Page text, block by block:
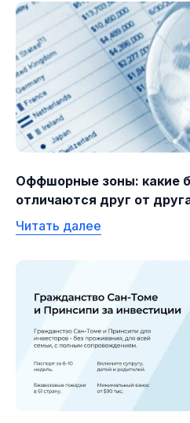
Оффшорные зоны: какие
отличаются друг от
Читать далее